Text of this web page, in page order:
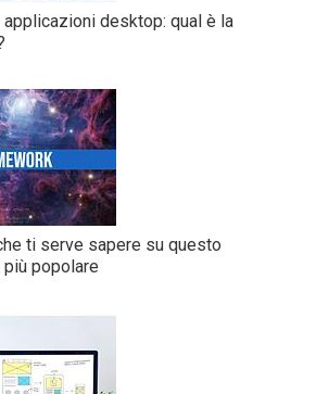
desktop: qual è la
ti serve sapere su questo
popolare